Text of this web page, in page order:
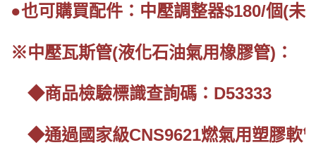
●也可購買配件：中壓調整器$180/個(未
※中壓瓦斯管(液化石油氣用橡膠管)：
◆商品檢驗標識查詢碼：D53333
◆通過國家級CNS9621燃氣用塑膠軟